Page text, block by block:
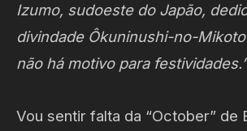
Izumo, sudoeste do Japão,
divindade Ôkuninushi-no-
não há motivo para festividades.”
Vou sentir falta da “October” de